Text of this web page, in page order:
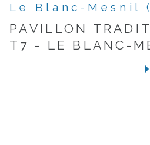
Le Blanc-Mesnil
PAVILLON
T7 - LE BLANC-